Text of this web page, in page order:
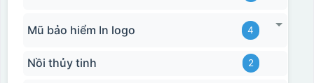
Mũ bảo hiểm In logo 4
Nồi thủy tinh 2